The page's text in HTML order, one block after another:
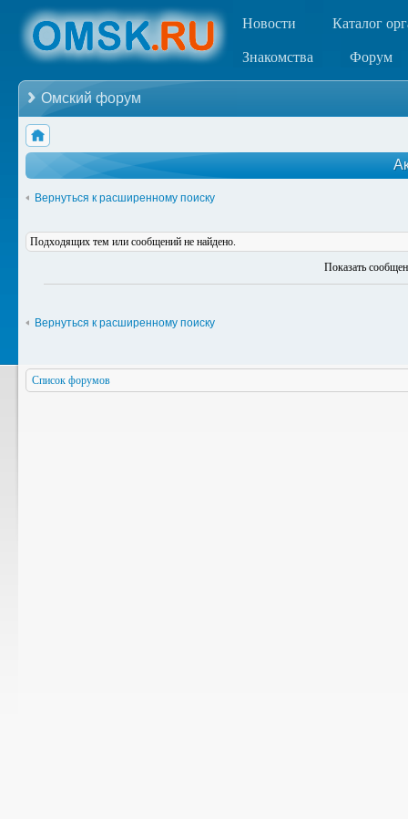
Новости Каталог
Знакомства Форум
Омский форум
Вернуться к расширенному поиску
Подходящих тем или сообщений не найдено.
Показать
Вернуться к расширенному поиску
Список форумов